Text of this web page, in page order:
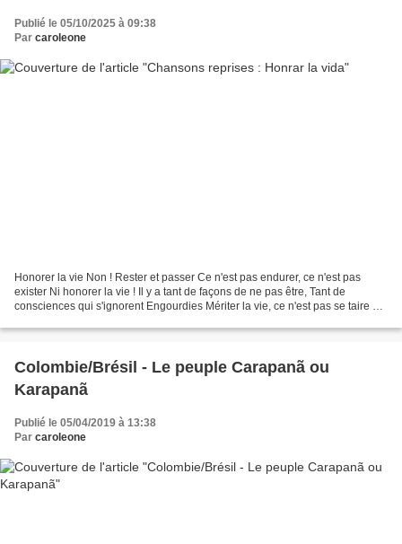
Publié le 05/10/2025 à 09:38
Par caroleone
Honorer la vie Non ! Rester et passer Ce n'est pas endurer, ce n'est pas
exister Ni honorer la vie ! Il y a tant de façons de ne pas être, Tant de
consciences qui s'ignorent Engourdies Mériter la vie, ce n'est pas se taire et
Colombie/Brésil - Le peuple Carapanã ou
Karapanã
Publié le 05/04/2019 à 13:38
Par caroleone